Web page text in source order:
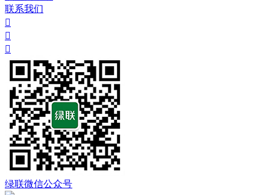
联系我们



绿联微信公众号